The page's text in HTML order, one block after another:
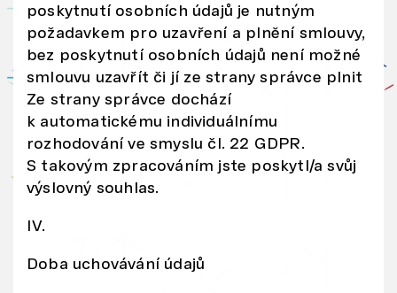
poskytnutí osobních údajů je nutným
požadavkem pro uzavření a plnění smlouvy,
bez poskytnutí osobních údajů není možné
smlouvu uzavřít či jí ze strany správce plnit
Ze strany správce dochází
k automatickému individuálnímu
rozhodování ve smyslu čl. 22 GDPR.
S takovým zpracováním jste poskytl/a svůj
výslovný souhlas.
IV.
Doba uchovávání údajů
ní
m
i
sí
tě
m
i,
re
kl
m